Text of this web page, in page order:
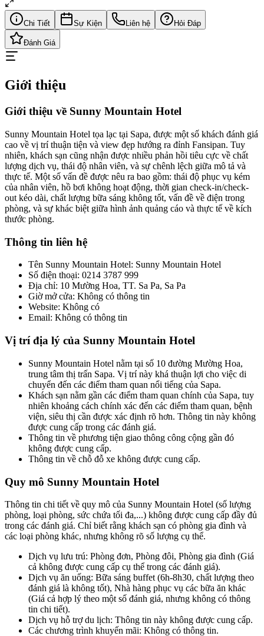
Chi Tiết Sự Kiện Liên hệ Hỏi Đáp
Đánh Giá
Giới thiệu
Giới thiệu về Sunny Mountain Hotel
Sunny Mountain Hotel tọa lạc tại Sapa, được một số khách đánh giá
cao về vị trí thuận tiện và view đẹp hướng ra đỉnh Fansipan. Tuy
nhiên, khách sạn cũng nhận được nhiều phản hồi tiêu cực về chất
lượng dịch vụ, thái độ nhân viên, và sự chênh lệch giữa mô tả và
thực tế. Một số vấn đề được nêu ra bao gồm: thái độ phục vụ kém
của nhân viên, hồ bơi không hoạt động, thời gian check-in/check-
out kéo dài, chất lượng bữa sáng không tốt, vấn đề về điện trong
phòng, và sự khác biệt giữa hình ảnh quảng cáo và thực tế về kích
thước phòng.
Thông tin liên hệ
Tên Sunny Mountain Hotel: Sunny Mountain Hotel
Số điện thoại: 0214 3787 999
Địa chỉ: 10 Mường Hoa, TT. Sa Pa, Sa Pa
Giờ mở cửa: Không có thông tin
Website: Không có
Email: Không có thông tin
Vị trí địa lý của Sunny Mountain Hotel
Sunny Mountain Hotel nằm tại số 10 đường Mường Hoa,
trung tâm thị trấn Sapa. Vị trí này khá thuận lợi cho việc di
chuyển đến các điểm tham quan nổi tiếng của Sapa.
Khách sạn nằm gần các điểm tham quan chính của Sapa, tuy
nhiên khoảng cách chính xác đến các điểm tham quan, bệnh
viện, siêu thị cần được xác định rõ hơn. Thông tin này không
được cung cấp trong các đánh giá.
Thông tin về phương tiện giao thông công cộng gần đó
không được cung cấp.
Thông tin về chỗ đỗ xe không được cung cấp.
Quy mô Sunny Mountain Hotel
Thông tin chi tiết về quy mô của Sunny Mountain Hotel (số lượng
phòng, loại phòng, sức chứa tối đa,...) không được cung cấp đầy đủ
trong các đánh giá. Chỉ biết rằng khách sạn có phòng gia đình và
các loại phòng khác, nhưng không rõ số lượng cụ thể.
Dịch vụ lưu trú: Phòng đơn, Phòng đôi, Phòng gia đình (Giá
cả không được cung cấp cụ thể trong các đánh giá).
Dịch vụ ăn uống: Bữa sáng buffet (6h-8h30, chất lượng theo
đánh giá là không tốt), Nhà hàng phục vụ các bữa ăn khác
(Giá cả hợp lý theo một số đánh giá, nhưng không có thông
tin chi tiết).
Dịch vụ hỗ trợ du lịch: Thông tin này không được cung cấp.
Các chương trình khuyến mãi: Không có thông tin.